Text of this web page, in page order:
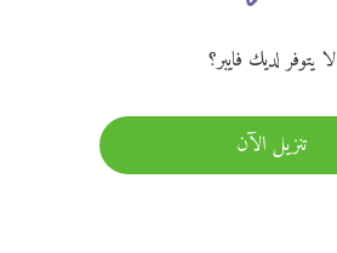
لا يتوفر لديك فايبر؟
تنزيل الآن